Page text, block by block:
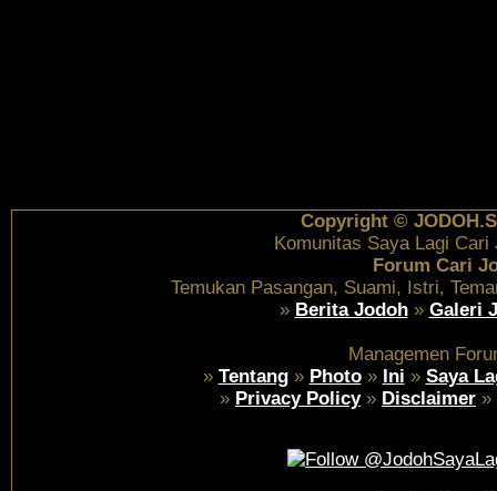
Copyright ©
Komunitas Saya Lagi Cari
Forum Cari
Temukan Pasangan, Suami, Istri,
» Berita Jodoh» Galeri
Managemen
» Tentang» Photo» Ini » Saya
» Privacy Policy» Disclaimer »